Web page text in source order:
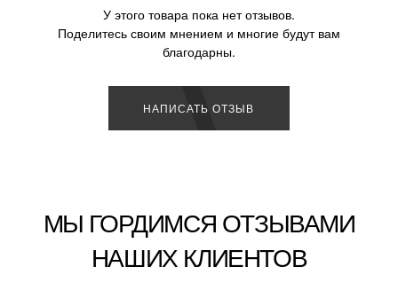
У этого товара пока нет отзывов.
Поделитесь своим мнением и многие будут вам
благодарны.
НАПИСАТЬ ОТЗЫВ
МЫ ГОРДИМСЯ ОТЗЫВАМИ
НАШИХ КЛИЕНТОВ